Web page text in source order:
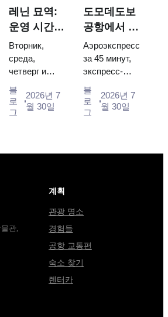
they hang,
and why
booking the...
dress of
Catherine...
레닌 묘역:
운영 시간,
입장 및 크
렘린과 혼동
되는 주요
사항
Вторник,
среда,
четверг и
10:00 до
13:00, вход
블
로
그
2026년 7
월 30일
도모데도보
공항에서 모
스크바 시내
로: 에어로
익스프레스,
버스, 또는
전철
Аэроэкспресс
за 45 минут,
экспресс-
450 рублей,
социальный
블
로
그
2026년 7
월 30일
관,
계획
관광 명소
경험들
공항 교통편
숙소 찾기
렌터카